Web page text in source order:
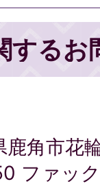
するお
角市花
ファッ